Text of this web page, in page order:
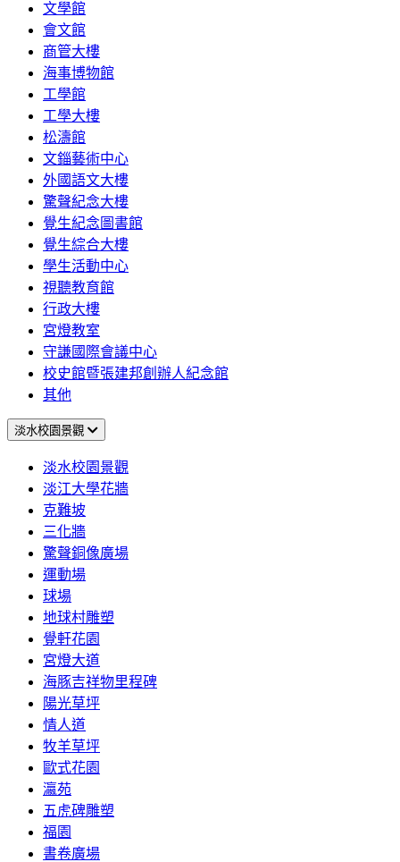
文學館
會文館
商管大樓
海事博物館
工學館
工學大樓
松濤館
文錙藝術中心
外國語文大樓
驚聲紀念大樓
覺生紀念圖書館
覺生綜合大樓
學生活動中心
視聽教育館
行政大樓
宮燈教室
守謙國際會議中心
校史館暨張建邦創辦人紀念館
其他
淡水校園景觀
淡水校園景觀
淡江大學花牆
克難坡
三化牆
驚聲銅像廣場
運動場
球場
地球村雕塑
覺軒花園
宮燈大道
海豚吉祥物里程碑
陽光草坪
情人道
牧羊草坪
歐式花園
瀛苑
五虎碑雕塑
福園
書卷廣場